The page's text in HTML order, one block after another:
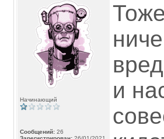
Начинающий
Сообщений: 26
и